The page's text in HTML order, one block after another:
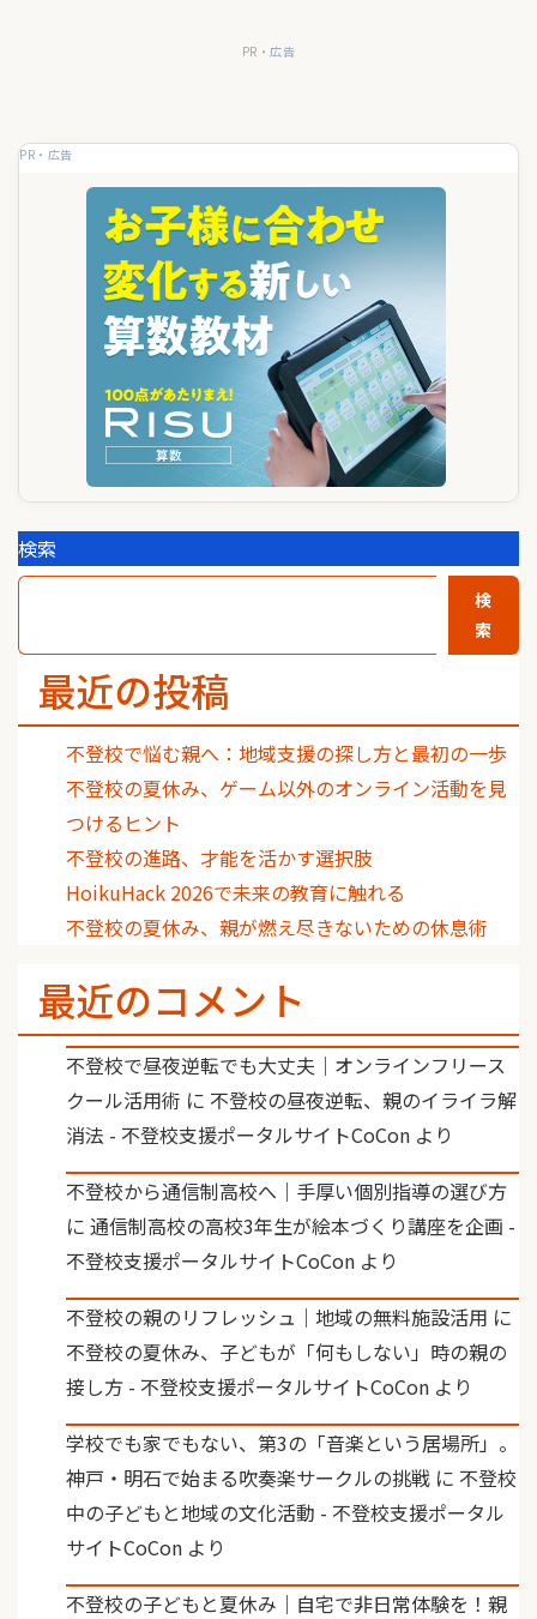
ョ
ン
PR・広告
PR・広告
検索
検
索
最近の投稿
不登校で悩む親へ：地域支援の探し方と最初の一歩
不登校の夏休み、ゲーム以外のオンライン活動を見
つけるヒント
不登校の進路、才能を活かす選択肢
HoikuHack 2026で未来の教育に触れる
不登校の夏休み、親が燃え尽きないための休息術
最近のコメント
不登校で昼夜逆転でも大丈夫｜オンラインフリース
クール活用術 に 不登校の昼夜逆転、親のイライラ解
消法 - 不登校支援ポータルサイトCoCon より
不登校から通信制高校へ｜手厚い個別指導の選び方
に 通信制高校の高校3年生が絵本づくり講座を企画 -
不登校支援ポータルサイトCoCon より
不登校の親のリフレッシュ｜地域の無料施設活用 に
不登校の夏休み、子どもが「何もしない」時の親の
接し方 - 不登校支援ポータルサイトCoCon より
学校でも家でもない、第3の「音楽という居場所」。
神戸・明石で始まる吹奏楽サークルの挑戦 に 不登校
中の子どもと地域の文化活動 - 不登校支援ポータル
サイトCoCon より
不登校の子どもと夏休み｜自宅で非日常体験を！親